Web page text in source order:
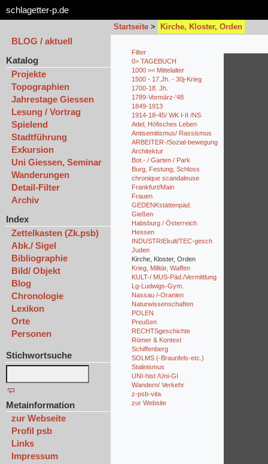
schlagetter-p.de
Startseite > Kirche, Kloster, Orden
BLOG / aktuell
Katalog
Projekte
Topographien
Jahrestage Giessen
Lesung / Vortrag
Spielend
Stadtführung
Exkursion
Uni Giessen, Seminar
Wanderungen
Detail-Filter
Archiv
Index
Zettelkasten (Zk.psb)
Abk./ Sigel
Bibliographie
Bild/ Objekt
Blog
Chronologie
Lexikon
Orte
Personen
Stichwortsuche
Metainformation
zur Webseite
Profil psb
Links
Impressum
Filter
0> TAGEBUCH
1000 >< Mittelalter
1500 - 17.Jh. - 30j-Krieg
1700-18. Jh.
1789-Vormärz-'48
1849-1913
1914-18-45/ WK I-II /NS
Adel, Höfisches Leben
Antisemitismus/ Rassismus
ARBEITER-/Sozial-bewegung
Architektur
Bot.- / Garten / Park
Burg, Festung, Schloss
chronique scandaleuse
Frankfurt/Main
Frauen
GEDENKstättenpäd.
Gießen
Habsburg / Österreich
Hessen
INDUSTRIEkult/TEC-gesch
Juden
Kirche, Kloster, Orden
Krieg, Militär, Waffen
KULT-/ MUS-Päd./Vermittlung
Lg-Ludwigs-Gym.
Nassau /-Oranien
Naturwissenschaften
POLEN
Preußen
RECHTSgeschichte
Römer & Kontext
Schiffenberg
SOLMS (-Braunfels-etc.)
Stalinismus
UNI-hist /Uni-GI
Wandern/ Verkehr
z-psb-vita
zur Website